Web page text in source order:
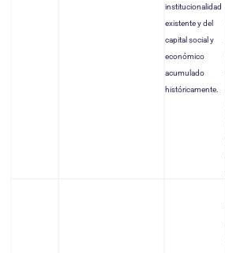
institucionalidad
existente y del
capital social y
económico
acumulado
históricamente.